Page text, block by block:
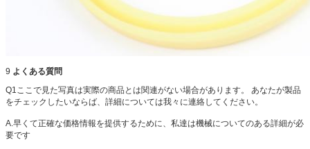
9 よくある質問
Q1ここで見た写真は実際の商品とは関連がない場合があります。
あなたが製品
をチェックしたいならば、詳細については我々に連絡してください。
A.早くて正確な価格情報を提供するために、私達は機械についてのある詳細が必
要です